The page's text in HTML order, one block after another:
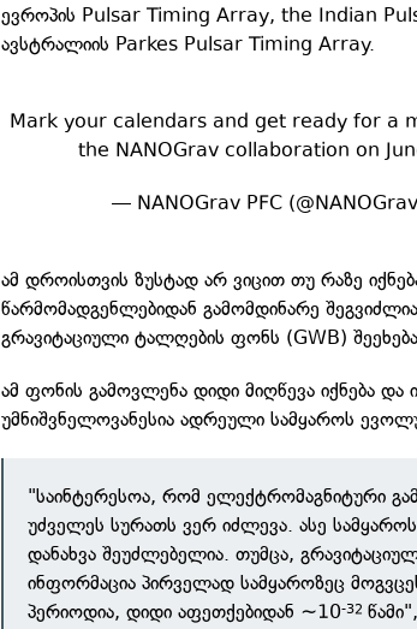
ევროპის Pulsar Timing Array, the Indian
ავსტრალიის Parkes Pulsar Timing Array.
Mark your calendars and get ready for a
the NANOGrav collaboration on
— NANOGrav PFC
ამ დროისთვის ზუსტად არ ვიცით თუ რაზე
წარმომადგენლებიდან გამომდინარე
გრავიტაციული ტალღების ფონს (GWB)
ამ ფონის გამოვლენა დიდი მიღწევა იქნება
უმნიშვნელოვანესია ადრეული სამყაროს
"საინტერესოა, რომ ელექტრომაგნიტური
უძველეს სურათს ვერ იძლევა. ასე
დანახვა შეუძლებელია. თუმცა,
ინფორმაცია პირველად სამყაროზეც
პერიოდია, დიდი აფეთქებიდან ∼10-32